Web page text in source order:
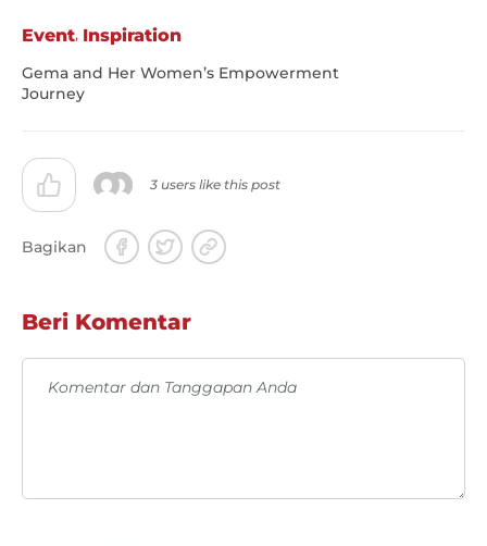
Event, Inspiration
Gema and Her Women’s Empowerment
Journey
3 users like this post
Bagikan
Beri Komentar